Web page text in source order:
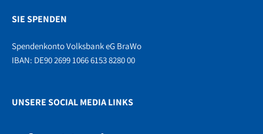
SIE SPENDEN
Spendenkonto Volksbank eG BraWo
IBAN: DE90 2699 1066 6153 8280 00
UNSERE SOCIAL MEDIA LINKS